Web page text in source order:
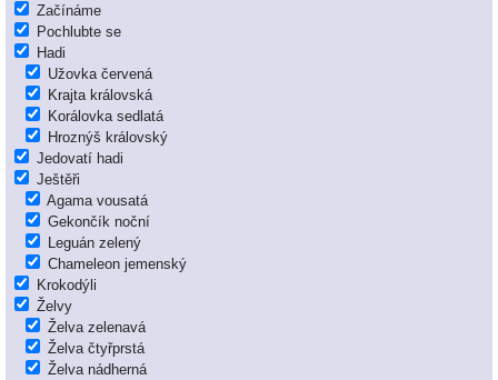
Začínáme
Pochlubte se
Hadi
Užovka červená
Krajta královská
Korálovka sedlatá
Hroznýš královský
Jedovatí hadi
Ještěři
Agama vousatá
Gekončík noční
Leguán zelený
Chameleon jemenský
Krokodýli
Želvy
Želva zelenavá
Želva čtyřprstá
Želva nádherná